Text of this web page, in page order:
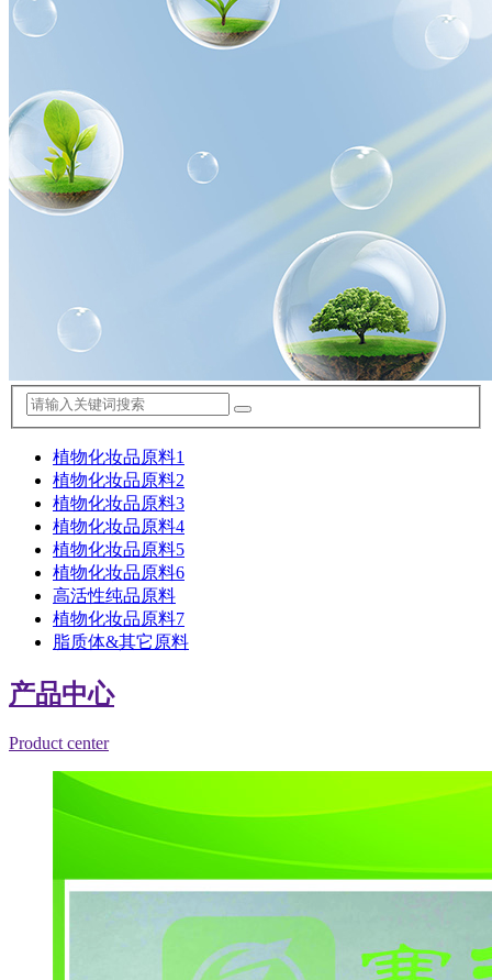
植物化妆品原料1
植物化妆品原料2
植物化妆品原料3
植物化妆品原料4
植物化妆品原料5
植物化妆品原料6
高活性纯品原料
植物化妆品原料7
脂质体&其它原料
产品中心
Product center